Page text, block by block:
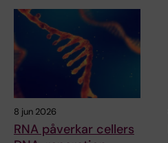
8 jun 2026
RNA påverkar cellers